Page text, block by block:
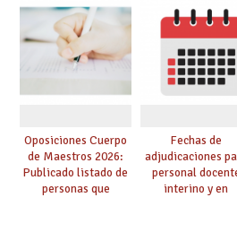
Cuerpo de Maestros
de especialidades
convocadas a
oposición
de manera
telemática, sin
presencialidad en
centro
Oposiciones Cuerpo
de Maestros 2026:
Publicado listado de
personas que
Fechas de
adjudicaciones
personal
interino y en